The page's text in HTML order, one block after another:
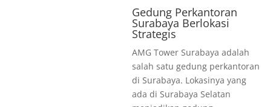
Gedung Perkantoran
Surabaya Berlokasi
Strategis
AMG Tower Surabaya adalah
salah satu gedung perkantoran
di Surabaya. Lokasinya yang
ada di Surabaya Selatan